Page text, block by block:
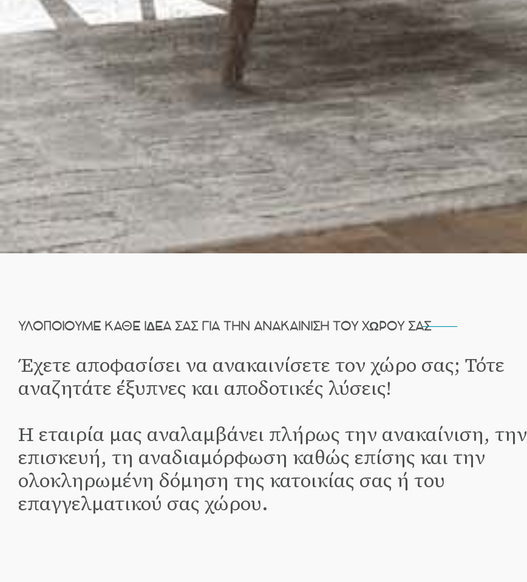
ΥΛΟΠΟΙΟΎΜΕ ΚΆΘΕ ΙΔΈΑ ΣΑΣ ΓΙΑ ΤΗΝ ΑΝΑΚΑΊΝΙΣΗ ΤΟΥ ΧΏΡΟΥ ΣΑΣ
Έχετε αποφασίσει να ανακαινίσετε τον χώρο σας; Τότε
αναζητάτε έξυπνες και αποδοτικές λύσεις!
Η εταιρία μας αναλαμβάνει πλήρως την ανακαίνιση, την
επισκευή, τη αναδιαμόρφωση καθώς επίσης και την
ολοκληρωμένη δόμηση της κατοικίας σας ή του
επαγγελματικού σας χώρου.